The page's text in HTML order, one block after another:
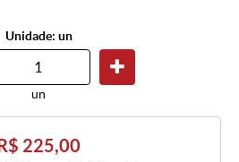
Unidade: un
un
225,00